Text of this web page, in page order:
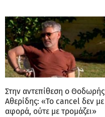
Στην αντεπίθεση ο Θοδωρής
Αθερίδης: «Το cancel δεν με
αφορά, ούτε με τρομάζει»